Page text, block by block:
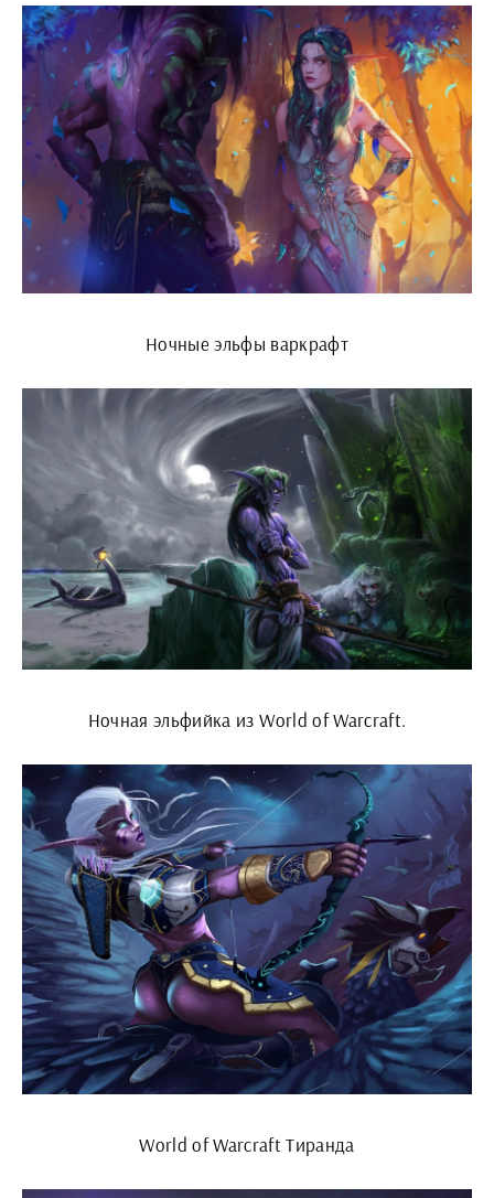
Ночные эльфы варкрафт
Ночная эльфийка из World of Warcraft.
World of Warcraft Тиранда